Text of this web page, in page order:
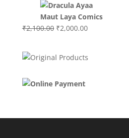
was:
₹3,000.00.
is:
₹2,000.00.
₹2,100.00 Original
₹2,100.00.
₹2,000.00Current
₹2,000.00.